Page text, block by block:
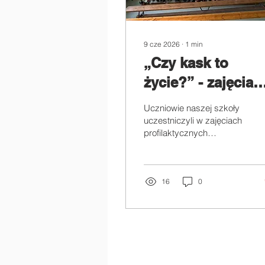
9 cze 2026 ∙ 1 min
„Czy kask to
życie?” - zajęcia
profilaktyczne
Uczniowie naszej szkoły
uczestniczyli w zajęciach
profilaktycznych
bezpieczeństwu podczas
Podczas spotkania
16 0